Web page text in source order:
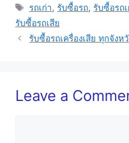
Tags
รถเก่า, รับซื้อรถ, รับซื้อรถเ
รับซื้อรถเสีย
รับซื้อรถเครื่องเสีย ทุกจังห
Leave a